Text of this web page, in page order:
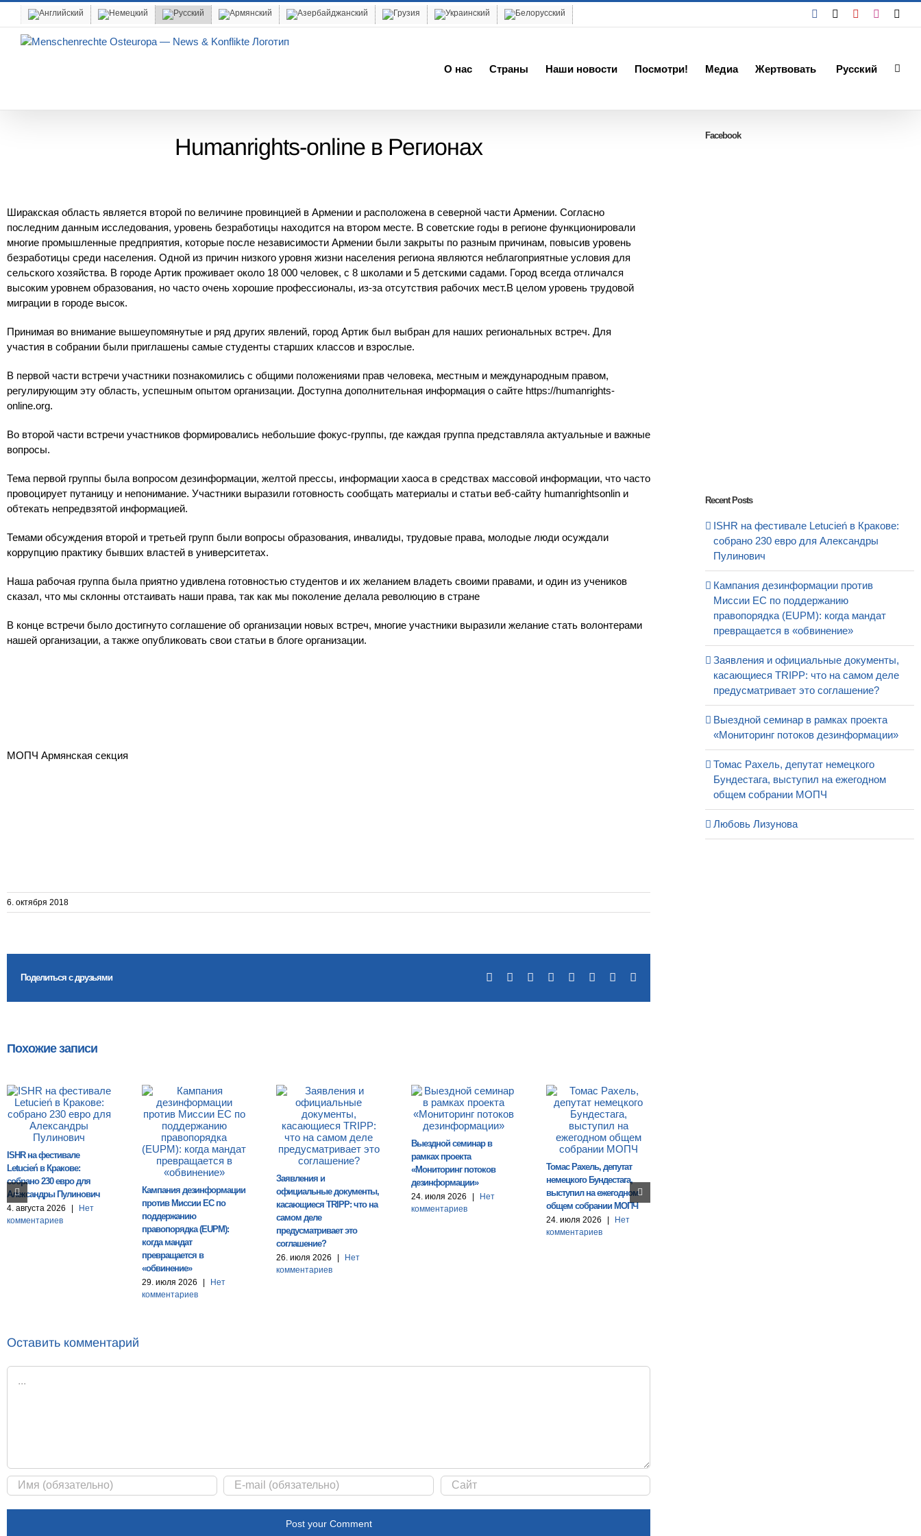
content
Facebook YouTubeInstagram
О нас Cтраны Наши новости Посмотри! Медиа Жертвовать Русский
Humanrights-online в Регионах
Ширакская область является второй по величине провинцией в Армении и расположена в северной части Армении. Согласно
последним данным исследования, уровень безработицы находится на втором месте. В советские годы в регионе функционировали
многие промышленные предприятия, которые после независимости Армении были закрыты по разным причинам, повысив уровень
безработицы среди населения. Одной из причин низкого уровня жизни населения региона являются неблагоприятные условия для
сельского хозяйства. В городе Артик проживает около 18 000 человек, с 8 школами и 5 детскими садами. Город всегда отличался
высоким уровнем образования, но часто очень хорошие профессионалы, из-за отсутствия рабочих мест.В целом уровень трудовой
миграции в городе высок.
Принимая во внимание вышеупомянутые и ряд других явлений, город Артик был выбран для наших региональных встреч. Для
участия в собрании были приглашены самые студенты старших классов и взрослые.
В первой части встречи участники познакомились с общими положениями прав человека, местным и международным правом,
регулирующим эту область, успешным опытом организации. Доступна дополнительная информация о сайте https://humanrights-
online.org.
Во второй части встречи участников формировались небольшие фокус-группы, где каждая группа представляла актуальные и важные
вопросы.
Тема первой группы была вопросом дезинформации, желтой прессы, информации хаоса в средствах массовой информации, что часто
провоцирует путаницу и непонимание. Участники выразили готовность сообщать материалы и статьи веб-сайту humanrightsonlin и
обтекать непредвзятой информацией.
Темами обсуждения второй и третьей групп были вопросы образования, инвалиды, трудовые права, молодые люди осуждали
коррупцию практику бывших властей в университетах.
Наша рабочая группа была приятно удивлена ​​готовностью студентов и их желанием владеть своими правами, и один из учеников
сказал, что мы склонны отстаивать наши права, так как мы поколение делала революцию в стране
В конце встречи было достигнуто соглашение об организации новых встреч, многие участники выразили желание стать волонтерами
нашей организации, а также опубликовать свои статьи в блоге организации.
МОПЧ Армянская секция
6. октября 2018
Поделиться с друзьями Facebook RedditLinkedIn
TumblrPinterest
Похожие записи
ISHR на фестивале
Letucień в Кракове:
собрано 230 евро для
Александры Пулинович
4. августа 2026
Нет
комментариев
Кампания дезинформации
против Миссии ЕС по
поддержанию
правопорядка (EUPM):
когда мандат
превращается в
«обвинение»
29. июля 2026
Нет
комментариев
Заявления и
официальные документы,
касающиеся TRIPP: что на
самом деле
предусматривает это
соглашение?
26. июля 2026
Нет
комментариев
Выездной семинар в
рамках проекта
«Мониторинг потоков
дезинформации»
24. июля 2026
Нет
комментариев
Томас Рахель, депутат
немецкого Бундестага,
выступил на ежегодном
общем собрании МОПЧ
24. июля 2026
Нет
комментариев
Оставить комментарий
Комментарий
Facebook
Recent Posts
ISHR на фестивале Letucień в Кракове:
собрано 230 евро для Александры
Пулинович
Кампания дезинформации против
Миссии ЕС по поддержанию
правопорядка (EUPM): когда мандат
превращается в «обвинение»
Заявления и официальные документы,
касающиеся TRIPP: что на самом деле
предусматривает это соглашение?
Выездной семинар в рамках проекта
«Мониторинг потоков дезинформации»
Томас Рахель, депутат немецкого
Бундестага, выступил на ежегодном
общем собрании МОПЧ
Любовь Лизунова